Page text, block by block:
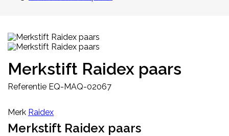
Merkstift Raidex paars
Referentie EQ-MAQ-02067
Merk Raidex
Merkstift Raidex paars